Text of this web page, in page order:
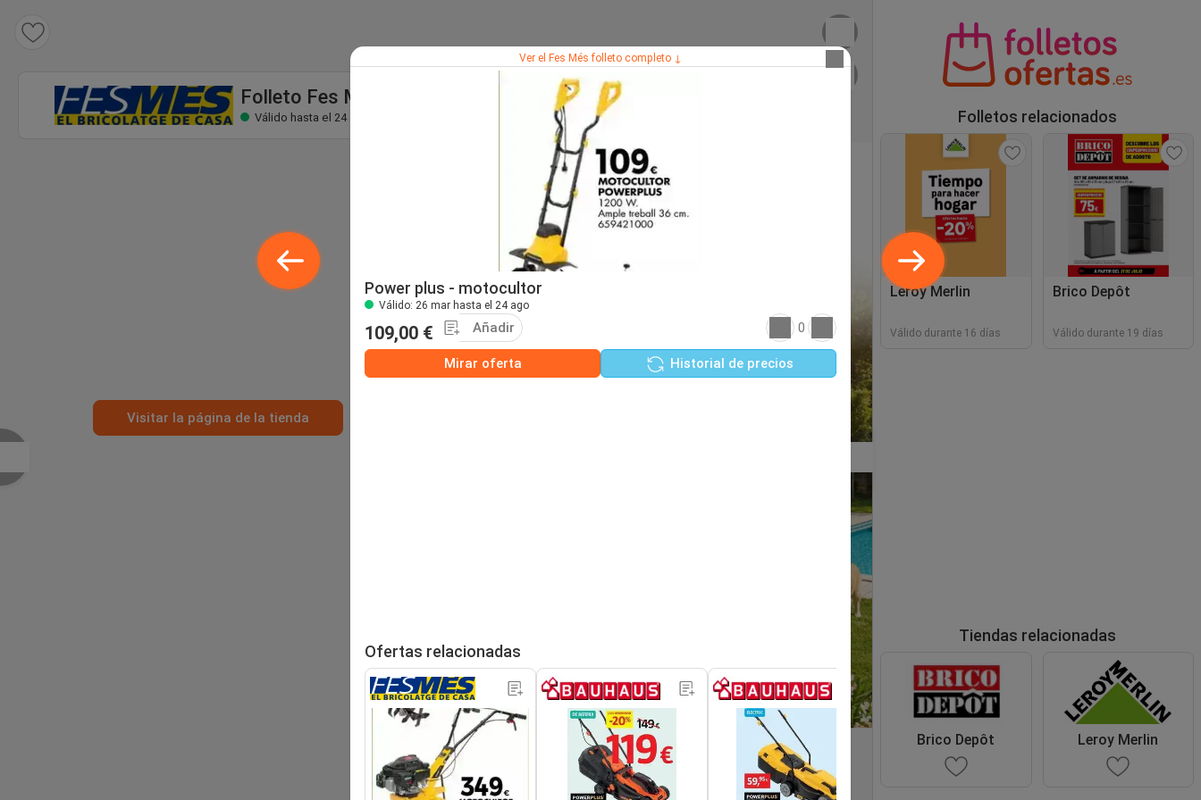
Folleto Fes Més
Válido hasta el 24 ago
Visitar la página de la tienda
Folletos relacionados
Leroy Merlin
Válido durante 16 días
Brico Depôt
Válido durante 19 días
Tiendas relacionadas
Brico Depôt Leroy Merlin
Ver el Fes Més folleto completo ↓
Power plus - motocultor
Válido: 26 mar hasta el 24 ago
109,00 € Añadir 0
Mirar oferta Historial de precios
Ofertas relacionadas